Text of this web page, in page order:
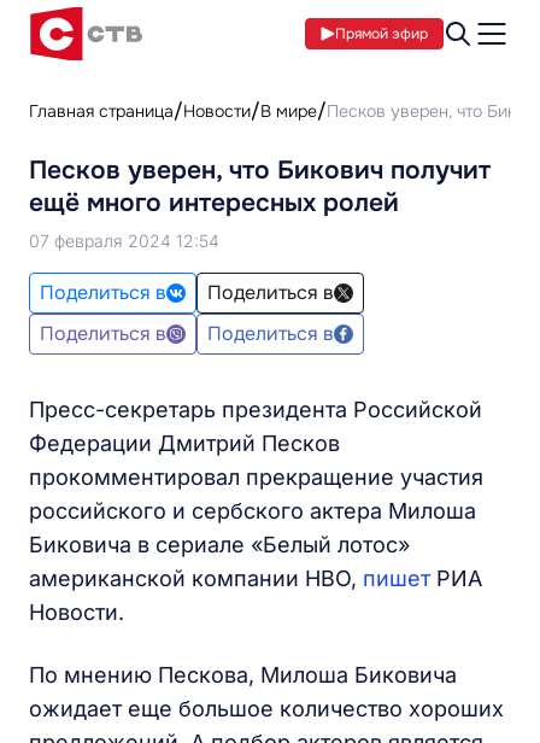
Прямой эфир
Главная страница Новости В мире Песков уверен, что
Песков уверен, что Бикович получит
ещё много интересных ролей
07 февраля 2024 12:54
Поделиться в
Поделиться в
Поделиться в
Поделиться в
Пресс-секретарь президента Российской
Федерации Дмитрий Песков
прокомментировал прекращение участия
российского и сербского актера Милоша
Биковича в сериале «Белый лотос»
американской компании HBO, пишетРИА
Новости.
По мнению Пескова, Милоша Биковича
ожидает еще большое количество хороших